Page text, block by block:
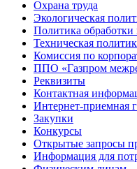
Охрана труда
Экологическая
Политика
Техническая
Комиссия по
ППО «Газпром
Реквизиты
Контактная
Интернет-приемная
Закупки
Конкурсы
Открытые запросы
Информация для